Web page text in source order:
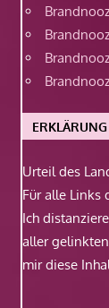
Urteil des
Für alle Links
Ich
aller
mir diese